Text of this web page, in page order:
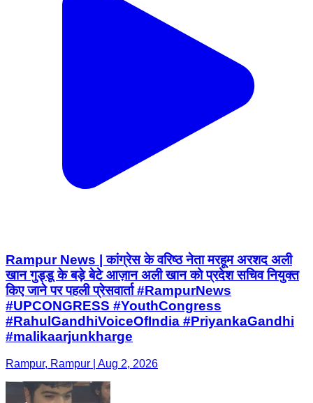
Rampur News | कांग्रेस के वरिष्ठ नेता मरहूम अरशद अली
खान गुड्डू के बड़े बेटे आज़ान अली खान को प्रदेश सचिव नियुक्त
किए जाने पर पहली प्रेसवार्ता #RampurNews
#UPCONGRESS #YouthCongress
#RahulGandhiVoiceOfIndia #PriyankaGandhi
#malikaarjunkharge
Rampur, Rampur | Aug 2, 2026